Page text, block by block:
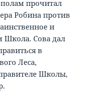
прочитал
Робина против
и
Школа. Сова дал
в
Леса,
Школы,